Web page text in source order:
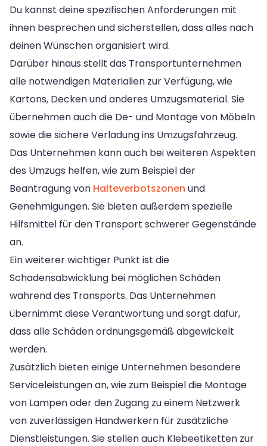
Du kannst deine spezifischen Anforderungen mit
ihnen besprechen und sicherstellen, dass alles nach
deinen Wünschen organisiert wird.
Darüber hinaus stellt das Transportunternehmen
alle notwendigen Materialien zur Verfügung, wie
Kartons, Decken und anderes Umzugsmaterial. Sie
übernehmen auch die De- und Montage von Möbeln
sowie die sichere Verladung ins Umzugsfahrzeug.
Das Unternehmen kann auch bei weiteren Aspekten
des Umzugs helfen, wie zum Beispiel der
Beantragung von Halteverbotszonen und
Genehmigungen. Sie bieten außerdem spezielle
Hilfsmittel für den Transport schwerer Gegenstände
an.
Ein weiterer wichtiger Punkt ist die
Schadensabwicklung bei möglichen Schäden
während des Transports. Das Unternehmen
übernimmt diese Verantwortung und sorgt dafür,
dass alle Schäden ordnungsgemäß abgewickelt
werden.
Zusätzlich bieten einige Unternehmen besondere
Serviceleistungen an, wie zum Beispiel die Montage
von Lampen oder den Zugang zu einem Netzwerk
von zuverlässigen Handwerkern für zusätzliche
Dienstleistungen. Sie stellen auch Klebeetiketten zur